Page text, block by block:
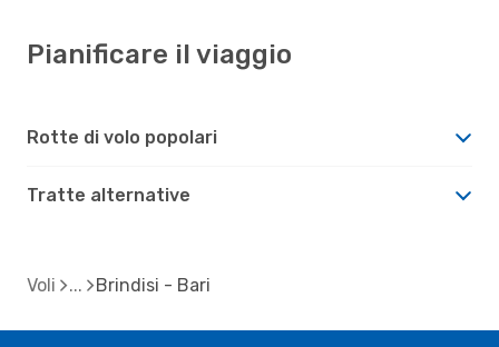
Pianificare il viaggio
Rotte di volo popolari
Tratte alternative
Voli Brindisi - Bari